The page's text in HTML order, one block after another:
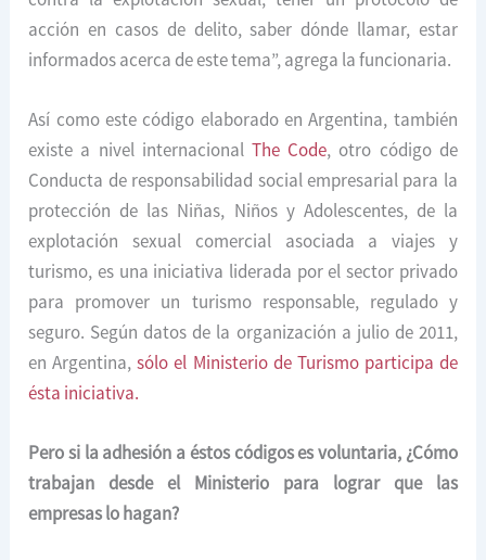
acción en casos de delito, saber dónde llamar, estar
informados acerca de este tema”, agrega la funcionaria.
Así como este código elaborado en Argentina, también
existe a nivel internacional The Code, otro código de
Conducta de responsabilidad social empresarial para la
protección de las Niñas, Niños y Adolescentes, de la
explotación sexual comercial asociada a viajes y
turismo, es una iniciativa liderada por el sector privado
para promover un turismo responsable, regulado y
seguro. Según datos de la organización a julio de 2011,
en Argentina,sólo el Ministerio de Turismo participa de
ésta iniciativa.
Pero si la adhesión a éstos códigos es voluntaria, ¿Cómo
trabajan desde el Ministerio para lograr que las
empresas lo hagan?